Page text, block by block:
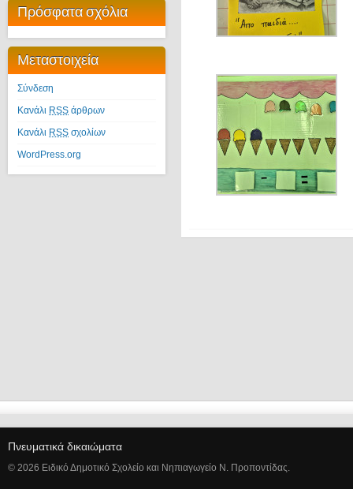
Πρόσφατα σχόλια
Μεταστοιχεία
Σύνδεση
Κανάλι RSS άρθρων
Κανάλι RSS σχολίων
WordPress.org
Πνευματικά δικαιώματα
© 2026 Ειδικό Δημοτικό Σχολείο και Νηπιαγωγείο Ν. Προποντίδας.